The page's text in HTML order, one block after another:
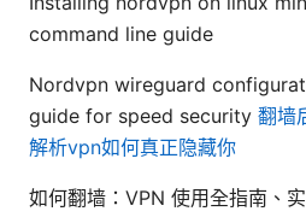
command line guide
Nordvpn wireguard
guide for speed security 翻墙
解析vpn如何真正隐藏你
如何翻墙：VPN 使用全指南、